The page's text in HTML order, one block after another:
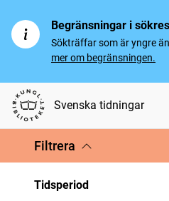
Begränsningar i
Sökträffar som är yngre
mer om begränsningen.
Svenska tidningar
Filtrera
Tidsperiod